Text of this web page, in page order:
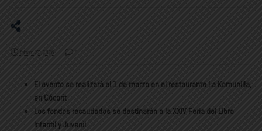
febrero 27, 2025 0
El evento se realizará el 1 de marzo en el restaurante La Komuniila,
en Cócorit
Los fondos recaudados se destinarán a la XXIV Feria del Libro
Infantil y Juvenil